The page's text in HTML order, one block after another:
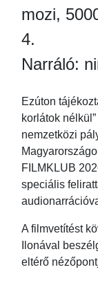
mozi,
4.
Narráló:
Ezúton
korlátok
nemzetközi
FILMKLUB
speciális
A filmvetítést
Ilonával
eltérő